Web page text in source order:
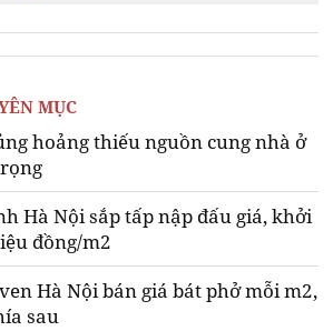
MỤC
hoảng thiếu nguồn cung nhà ở
Hà Nội sắp tấp nập đấu giá, khởi
đồng/m2
Hà Nội bán giá bát phở mỗi m2,
sau